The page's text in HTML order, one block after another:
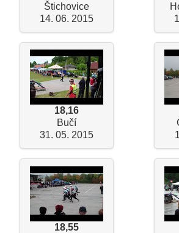
Štichovice
14. 06. 2015
18,16
Bučí
31. 05. 2015
18,55